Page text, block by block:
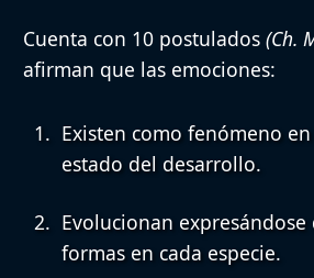
Cuenta con 10 postulados (Ch.
afirman que las emociones:
Existen como fenómeno
estado del desarrollo.
Evolucionan
formas en cada especie.